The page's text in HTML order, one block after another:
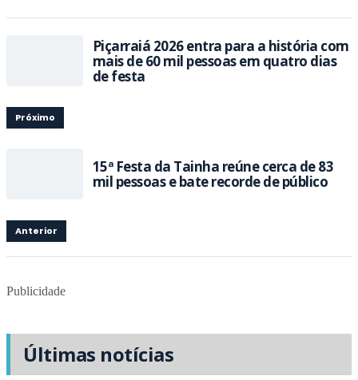
Piçarraiá 2026 entra para a história com
mais de 60 mil pessoas em quatro dias
de festa
Próximo
15ª Festa da Tainha reúne cerca de 83
mil pessoas e bate recorde de público
Anterior
Publicidade
Últimas notícias